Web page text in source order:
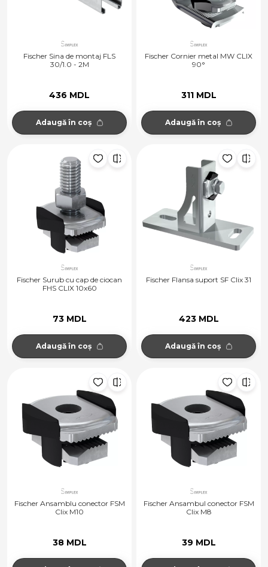
Fischer Sina de montaj FLS
30/1.0 - 2M
436 MDL
Adaugă în coș
Fischer Cornier metal MW CLIX
90°
311 MDL
Adaugă în coș
Fischer Surub cu cap de ciocan
FHS CLIX 10x60
73 MDL
Adaugă în coș
Fischer Flansa suport SF Clix 31
423 MDL
Adaugă în coș
Fischer Ansamblu conector FSM
Clix M10
38 MDL
Fischer Ansambul conector FSM
Clix M8
39 MDL